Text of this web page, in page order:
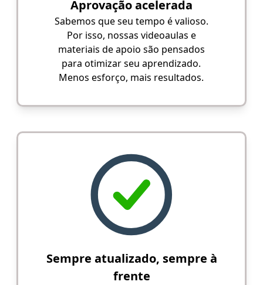
Aprovação acelerada
Sabemos que seu tempo é valioso.
Por isso, nossas videoaulas e
materiais de apoio são pensados
para otimizar seu aprendizado.
Menos esforço, mais resultados.
Sempre atualizado, sempre à
frente